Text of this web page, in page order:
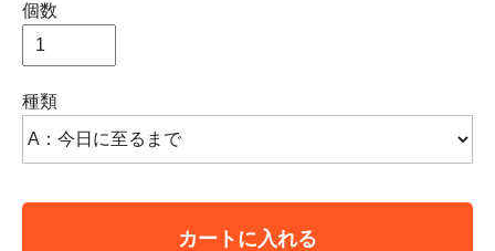
個数
種類
カートに入れる